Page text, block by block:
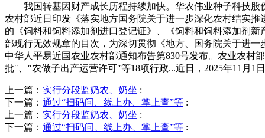
我国转基因财产成长历程持续加快。华农伟业种子科技股份
农村部近日印发《落实地方国务院关于进一步深化农村结实
的《饲料和饲料添加剂进口登记证》、《饲料和饲料添加剂
部现行无效规章的目次，为深切贯彻《地方、国务院关于进
中华人平易近国农业农村部通知布告第830号发布。农业农村
批″、″农做子出产运营许可″等18项行政...近日，2025年11月1日
上一篇： 实行分段监奶农、奶坐 :
下一篇： 通过“扫码问、线上办、掌上查”等 :
上一篇： 实行分段监奶农、奶坐 :
下一篇： 通过“扫码问、线上办、掌上查”等 :